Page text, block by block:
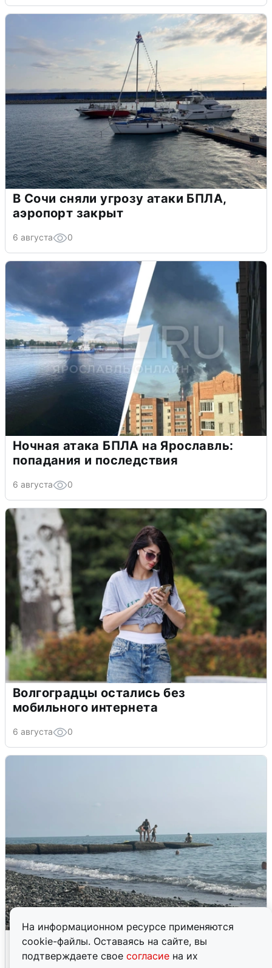
На информационном ресурсе применяются
cookie-файлы. Оставаясь на сайте, вы
подтверждаете свое согласие на их
В Сочи сняли угрозу атаки БПЛА,
аэропорт закрыт
6 августа 0
Ночная атака БПЛА на Ярославль:
попадания и последствия
6 августа 0
Волгоградцы остались без
мобильного интернета
6 августа 0
Сирены в Сочи: новая угроза БПЛА
6 августа 0